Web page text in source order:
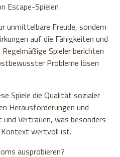
Escape-Spielen
unmittelbare Freude, sondern
auf die Fähigkeiten und
Spieler berichten
Probleme lösen
Spiele die Qualität sozialer
Herausforderungen und
Vertrauen, was besonders
Kontext wertvoll ist.
ausprobieren?